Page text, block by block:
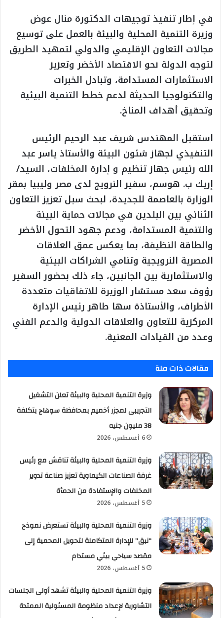
في إطار تنفيذ توجيهات الدكتورة منال عوض
وزيرة التنمية المحلية والبيئة بالعمل على توسيع
مجالات التعاون الإقليمي والدولي لتمهيد الطريق
لتوجه الدولة نحو الاقتصاد الأخضر وتعزيز
الاستثمارات المستدامة، وتبادل الخبرات
والتكنولوجيا الحديثة لدعم خطط التنمية البيئية
وتحقيق أهداف المناخ.
استقبل المهندس شريف عبد الرحيم الرئيس
التنفيذي لجهاز شئون البيئة والأستاذ ياسر عبد
الله رئيس جهاز تنظيم و إدارة المخلفات، السيد/
إريك ب. هوسم، سفير النرويج لدى مصر وليبيا بمقر
الوزارة بالعاصمة للجديدة، لبحث سبل تعزيز التعاون
الثنائي بين البلدين في مجالات حماية البيئة
والتنمية المستدامة، ودعم جهود التحول الأخضر
والطاقة النظيفة، بما يعكس عمق العلاقات
المصرية النرويجية وتنامي الشراكات البيئية
والاستثمارية بين الجانبين، جاء ذلك بحضور السفير
رؤوف سعد مستشار الوزيرة للاتفاقيات متعددة
الأطراف، والأستاذة سها طاهر رئيس الإدارة
المركزية للتعاون والعلاقات الدولية والدعم الفني
وعدد من القيادات المعنية.
مقالات ذات صلة
وزيرة التنمية المحلية والبيئة تعلن التشغيل
التجريبى لمجزر أخميم بمحافظة سوهاج بتكلفة
38 مليون جنيه
6 أغسطس، 2026
وزيرة التنمية المحلية والبيئة تناقش مع رئيس
غرفة الصناعات الكيماوية تعزيز صناعة تدوير
المخلفات والإستفادة من الحمأة
5 أغسطس، 2026
وزيرة التنمية المحلية والبيئة تستعرض نموذج
“نبق” للإدارة المتكاملة لتحويل المحمية إلى
مقصد سياحي بيئي مستدام
5 أغسطس، 2026
وزيرة التنمية المحلية والبيئة تشهد أولى الجلسات
التشاورية لإعداد منظومة المسئولية الممتدة